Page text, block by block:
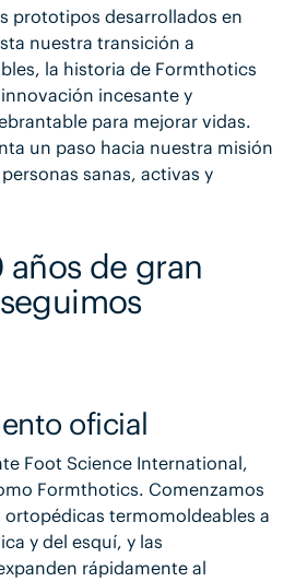
prototipos desarrollados en
nuestra transición a
la historia de Formthotics
incesante y
para mejorar vidas.
un paso hacia nuestra misión
sanas, activas y
años de gran
oficial
Foot Science International,
Formthotics. Comenzamos
termomoldeables a
y del esquí, y las
rápidamente al